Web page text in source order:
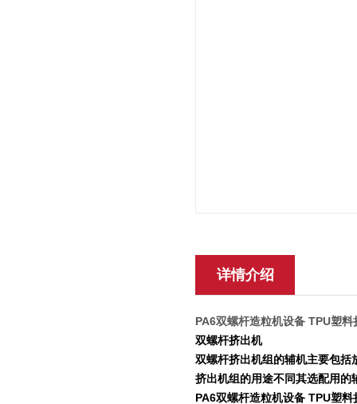
详情介绍
PA6双螺杆造粒机设备 TPU塑料
双螺杆挤出机
双螺杆挤出机组的辅机主要包
挤出机组的用途不同其选配用
PA6双螺杆造粒机设备 TPU塑料